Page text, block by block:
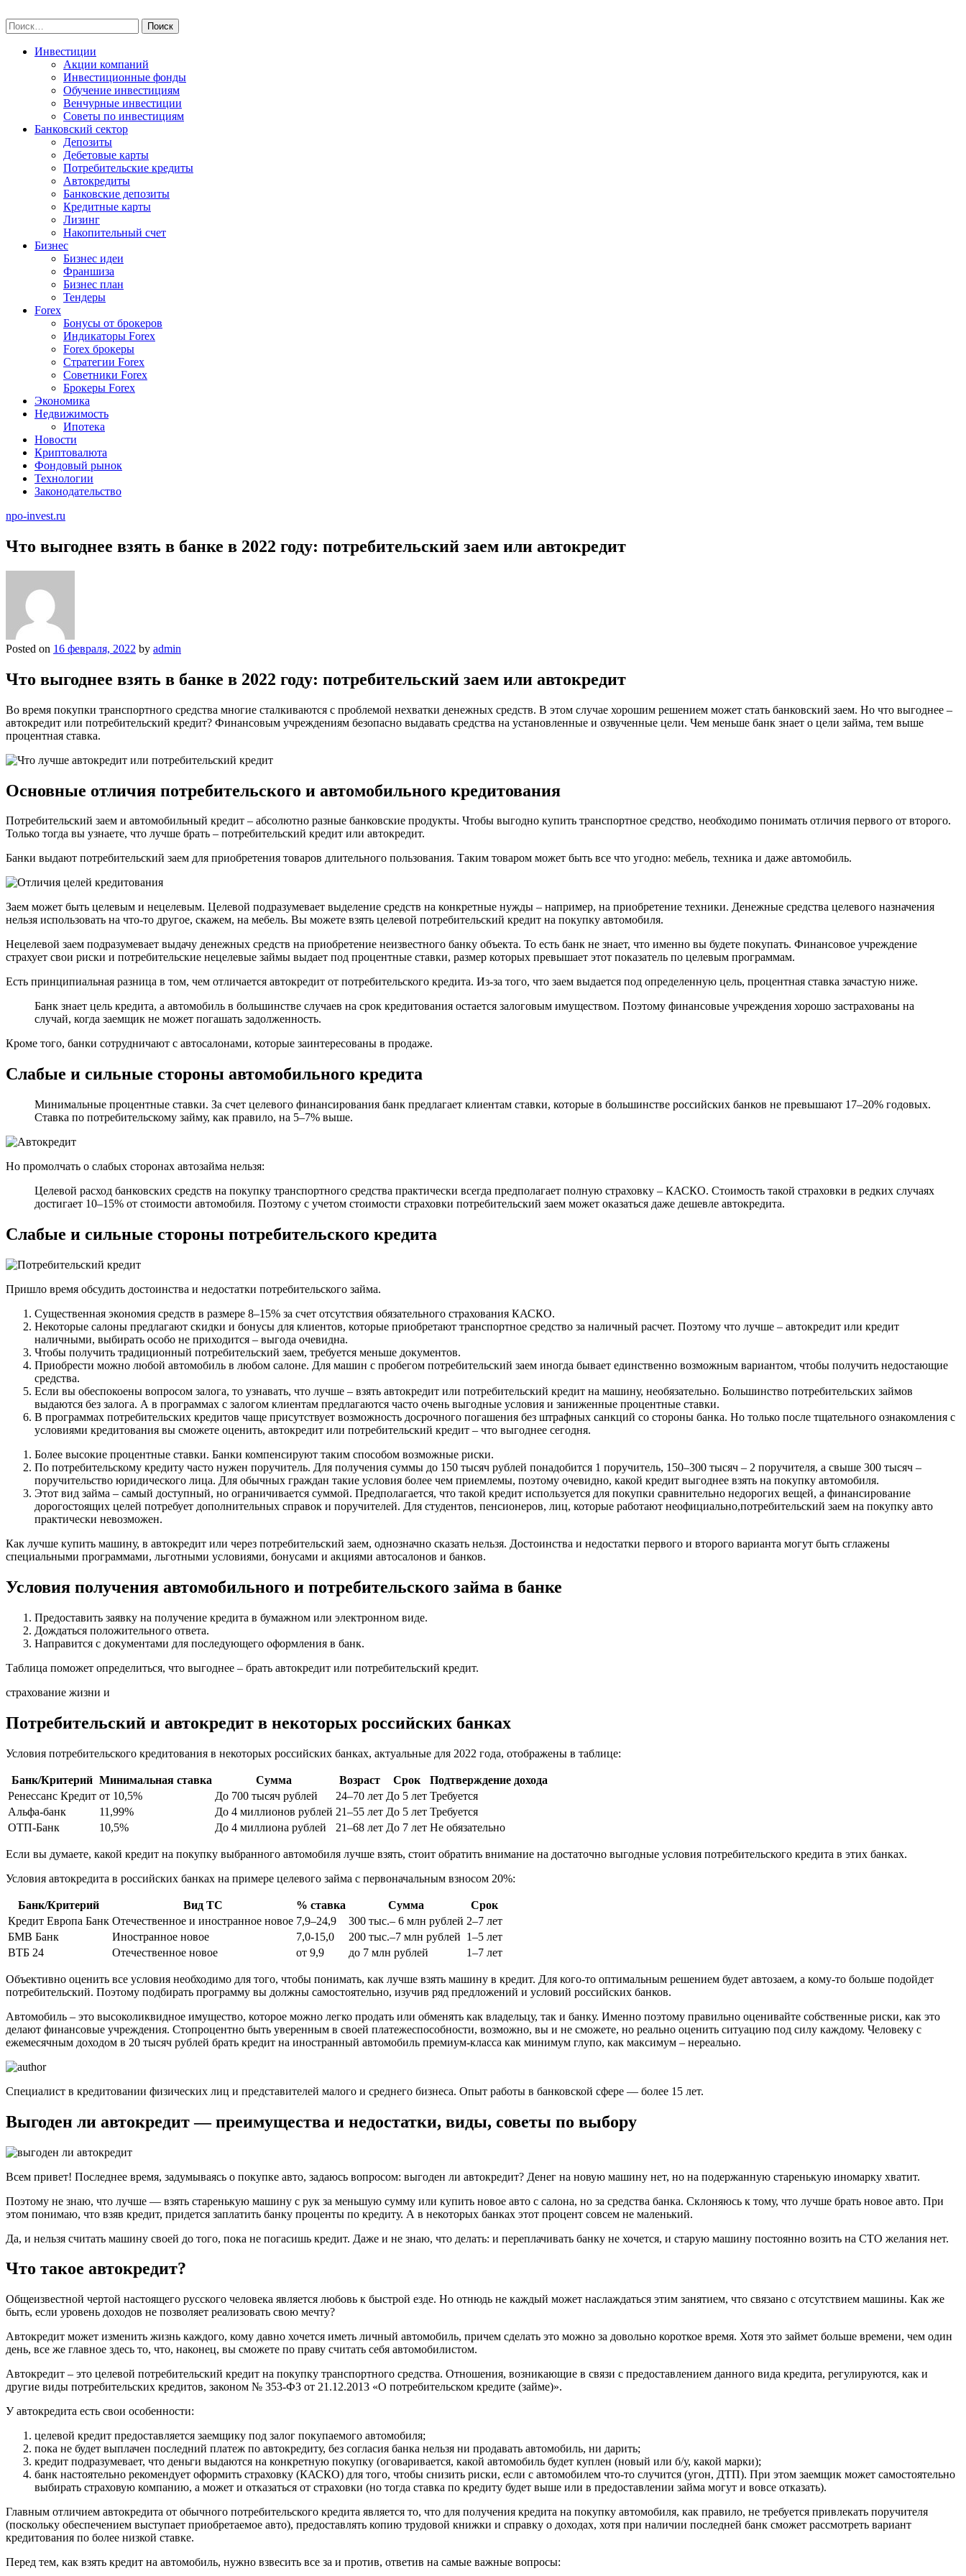
to
content
Найти:
Инвестиции
Акции компаний
Инвестиционные фонды
Обучение инвестициям
Венчурные инвестиции
Советы по инвестициям
Банковский сектор
Депозиты
Дебетовые карты
Потребительские кредиты
Автокредиты
Банковские депозиты
Кредитные карты
Лизинг
Накопительный счет
Бизнес
Бизнес идеи
Франшиза
Бизнес план
Тендеры
Forex
Бонусы от брокеров
Индикаторы Forex
Forex брокеры
Стратегии Forex
Советники Forex
Брокеры Forex
Экономика
Недвижимость
Ипотека
Новости
Криптовалюта
Фондовый рынок
Технологии
Законодательство
npo-invest.ru
Что выгоднее взять в банке в 2022 году: потребительский заем или автокредит
Posted on 16 февраля, 2022 by admin
Что выгоднее взять в банке в 2022 году: потребительский заем или автокредит
Во время покупки транспортного средства многие сталкиваются с проблемой нехватки денежных средств. В этом случае хорошим решением может стать банковский заем. Но что выгоднее –
автокредит или потребительский кредит? Финансовым учреждениям безопасно выдавать средства на установленные и озвученные цели. Чем меньше банк знает о цели займа, тем выше
процентная ставка.
Основные отличия потребительского и автомобильного кредитования
Потребительский заем и автомобильный кредит – абсолютно разные банковские продукты. Чтобы выгодно купить транспортное средство, необходимо понимать отличия первого от второго.
Только тогда вы узнаете, что лучше брать – потребительский кредит или автокредит.
Банки выдают потребительский заем для приобретения товаров длительного пользования. Таким товаром может быть все что угодно: мебель, техника и даже автомобиль.
Заем может быть целевым и нецелевым. Целевой подразумевает выделение средств на конкретные нужды – например, на приобретение техники. Денежные средства целевого назначения
нельзя использовать на что-то другое, скажем, на мебель. Вы можете взять целевой потребительский кредит на покупку автомобиля.
Нецелевой заем подразумевает выдачу денежных средств на приобретение неизвестного банку объекта. То есть банк не знает, что именно вы будете покупать. Финансовое учреждение
страхует свои риски и потребительские нецелевые займы выдает под процентные ставки, размер которых превышает этот показатель по целевым программам.
Есть принципиальная разница в том, чем отличается автокредит от потребительского кредита. Из-за того, что заем выдается под определенную цель, процентная ставка зачастую ниже.
Банк знает цель кредита, а автомобиль в большинстве случаев на срок кредитования остается залоговым имуществом. Поэтому финансовые учреждения хорошо застрахованы на
случай, когда заемщик не может погашать задолженность.
Кроме того, банки сотрудничают с автосалонами, которые заинтересованы в продаже.
Слабые и сильные стороны автомобильного кредита
Минимальные процентные ставки. За счет целевого финансирования банк предлагает клиентам ставки, которые в большинстве российских банков не превышают 17–20% годовых.
Ставка по потребительскому займу, как правило, на 5–7% выше.
Но промолчать о слабых сторонах автозайма нельзя:
Целевой расход банковских средств на покупку транспортного средства практически всегда предполагает полную страховку – КАСКО. Стоимость такой страховки в редких случаях
достигает 10–15% от стоимости автомобиля. Поэтому с учетом стоимости страховки потребительский заем может оказаться даже дешевле автокредита.
Слабые и сильные стороны потребительского кредита
Пришло время обсудить достоинства и недостатки потребительского займа.
Существенная экономия средств в размере 8–15% за счет отсутствия обязательного страхования КАСКО.
Некоторые салоны предлагают скидки и бонусы для клиентов, которые приобретают транспортное средство за наличный расчет. Поэтому что лучше – автокредит или кредит
наличными, выбирать особо не приходится – выгода очевидна.
Чтобы получить традиционный потребительский заем, требуется меньше документов.
Приобрести можно любой автомобиль в любом салоне. Для машин с пробегом потребительский заем иногда бывает единственно возможным вариантом, чтобы получить недостающие
средства.
Если вы обеспокоены вопросом залога, то узнавать, что лучше – взять автокредит или потребительский кредит на машину, необязательно. Большинство потребительских займов
выдаются без залога. А в программах с залогом клиентам предлагаются часто очень выгодные условия и заниженные процентные ставки.
В программах потребительских кредитов чаще присутствует возможность досрочного погашения без штрафных санкций со стороны банка. Но только после тщательного ознакомления с
условиями кредитования вы сможете оценить, автокредит или потребительский кредит – что выгоднее сегодня.
Более высокие процентные ставки. Банки компенсируют таким способом возможные риски.
По потребительскому кредиту часто нужен поручитель. Для получения суммы до 150 тысяч рублей понадобится 1 поручитель, 150–300 тысяч – 2 поручителя, а свыше 300 тысяч –
поручительство юридического лица. Для обычных граждан такие условия более чем приемлемы, поэтому очевидно, какой кредит выгоднее взять на покупку автомобиля.
Этот вид займа – самый доступный, но ограничивается суммой. Предполагается, что такой кредит используется для покупки сравнительно недорогих вещей, а финансирование
дорогостоящих целей потребует дополнительных справок и поручителей. Для студентов, пенсионеров, лиц, которые работают неофициально,потребительский заем на покупку авто
практически невозможен.
Как лучше купить машину, в автокредит или через потребительский заем, однозначно сказать нельзя. Достоинства и недостатки первого и второго варианта могут быть сглажены
специальными программами, льготными условиями, бонусами и акциями автосалонов и банков.
Условия получения автомобильного и потребительского займа в банке
Предоставить заявку на получение кредита в бумажном или электронном виде.
Дождаться положительного ответа.
Направится с документами для последующего оформления в банк.
Таблица поможет определиться, что выгоднее – брать автокредит или потребительский кредит.
страхование жизни и
Потребительский и автокредит в некоторых российских банках
Условия потребительского кредитования в некоторых российских банках, актуальные для 2022 года, отображены в таблице:
Банк/Критерий Минимальная ставка Сумма Возраст Срок
Подтверждение дохода
Ренессанс Кредит от 10,5% До 700 тысяч рублей 24–70 лет До 5 лет Требуется
Альфа-банк
11,99% До 4 миллионов рублей 21–55 лет До 5 лет Требуется
ОТП-Банк
10,5% До 4 миллиона рублей 21–68 лет До 7 лет Не обязательно
Если вы думаете, какой кредит на покупку выбранного автомобиля лучше взять, стоит обратить внимание на достаточно выгодные условия потребительского кредита в этих банках.
Условия автокредита в российских банках на примере целевого займа с первоначальным взносом 20%:
Банк/Критерий Вид ТС % ставка Сумма
Срок
Кредит Европа Банк Отечественное и иностранное новое 7,9–24,9 300 тыс.– 6 млн рублей 2–7 лет
БМВ Банк
Иностранное новое 7,0-15,0 200 тыс.–7 млн рублей 1–5 лет
ВТБ 24
Отечественное новое от 9,9 до 7 млн рублей 1–7 лет
Объективно оценить все условия необходимо для того, чтобы понимать, как лучше взять машину в кредит. Для кого-то оптимальным решением будет автозаем, а кому-то больше подойдет
потребительский. Поэтому подбирать программу вы должны самостоятельно, изучив ряд предложений и условий российских банков.
Автомобиль – это высоколиквидное имущество, которое можно легко продать или обменять как владельцу, так и банку. Именно поэтому правильно оценивайте собственные риски, как это
делают финансовые учреждения. Стопроцентно быть уверенным в своей платежеспособности, возможно, вы и не сможете, но реально оценить ситуацию под силу каждому. Человеку с
ежемесячным доходом в 20 тысяч рублей брать кредит на иностранный автомобиль премиум-класса как минимум глупо, как максимум – нереально.
Специалист в кредитовании физических лиц и представителей малого и среднего бизнеса. Опыт работы в банковской сфере — более 15 лет.
Выгоден ли автокредит — преимущества и недостатки, виды, советы по выбору
Всем привет! Последнее время, задумываясь о покупке авто, задаюсь вопросом: выгоден ли автокредит? Денег на новую машину нет, но на подержанную старенькую иномарку хватит.
Поэтому не знаю, что лучше — взять старенькую машину с рук за меньшую сумму или купить новое авто с салона, но за средства банка. Склоняюсь к тому, что лучше брать новое авто. При
этом понимаю, что взяв кредит, придется заплатить банку проценты по кредиту. А в некоторых банках этот процент совсем не маленький.
Да, и нельзя считать машину своей до того, пока не погасишь кредит. Даже и не знаю, что делать: и переплачивать банку не хочется, и старую машину постоянно возить на СТО желания нет.
Что такое автокредит?
Общеизвестной чертой настоящего русского человека является любовь к быстрой езде. Но отнюдь не каждый может наслаждаться этим занятием, что связано с отсутствием машины. Как же
быть, если уровень доходов не позволяет реализовать свою мечту?
Автокредит может изменить жизнь каждого, кому давно хочется иметь личный автомобиль, причем сделать это можно за довольно короткое время. Хотя это займет больше времени, чем один
день, все же главное здесь то, что, наконец, вы сможете по праву считать себя автомобилистом.
Автокредит – это целевой потребительский кредит на покупку транспортного средства. Отношения, возникающие в связи с предоставлением данного вида кредита, регулируются, как и
другие виды потребительских кредитов, законом № 353-ФЗ от 21.12.2013 «О потребительском кредите (займе)».
У автокредита есть свои особенности:
целевой кредит предоставляется заемщику под залог покупаемого автомобиля;
пока не будет выплачен последний платеж по автокредиту, без согласия банка нельзя ни продавать автомобиль, ни дарить;
кредит подразумевает, что деньги выдаются на конкретную покупку (оговаривается, какой автомобиль будет куплен (новый или б/​у, какой марки);
банк настоятельно рекомендует оформить страховку (КАСКО) для того, чтобы снизить риски, если с автомобилем что-то случится (угон, ДТП). При этом заемщик может самостоятельно
выбирать страховую компанию, а может и отказаться от страховки (но тогда ставка по кредиту будет выше или в предоставлении займа могут и вовсе отказать).
Главным отличием автокредита от обычного потребительского кредита является то, что для получения кредита на покупку автомобиля, как правило, не требуется привлекать поручителя
(поскольку обеспечением выступает приобретаемое авто), предоставлять копию трудовой книжки и справку о доходах, хотя при наличии последней банк сможет рассмотреть вариант
кредитования по более низкой ставке.
Перед тем, как взять кредит на автомобиль, нужно взвесить все за и против, ответив на самые важные вопросы: